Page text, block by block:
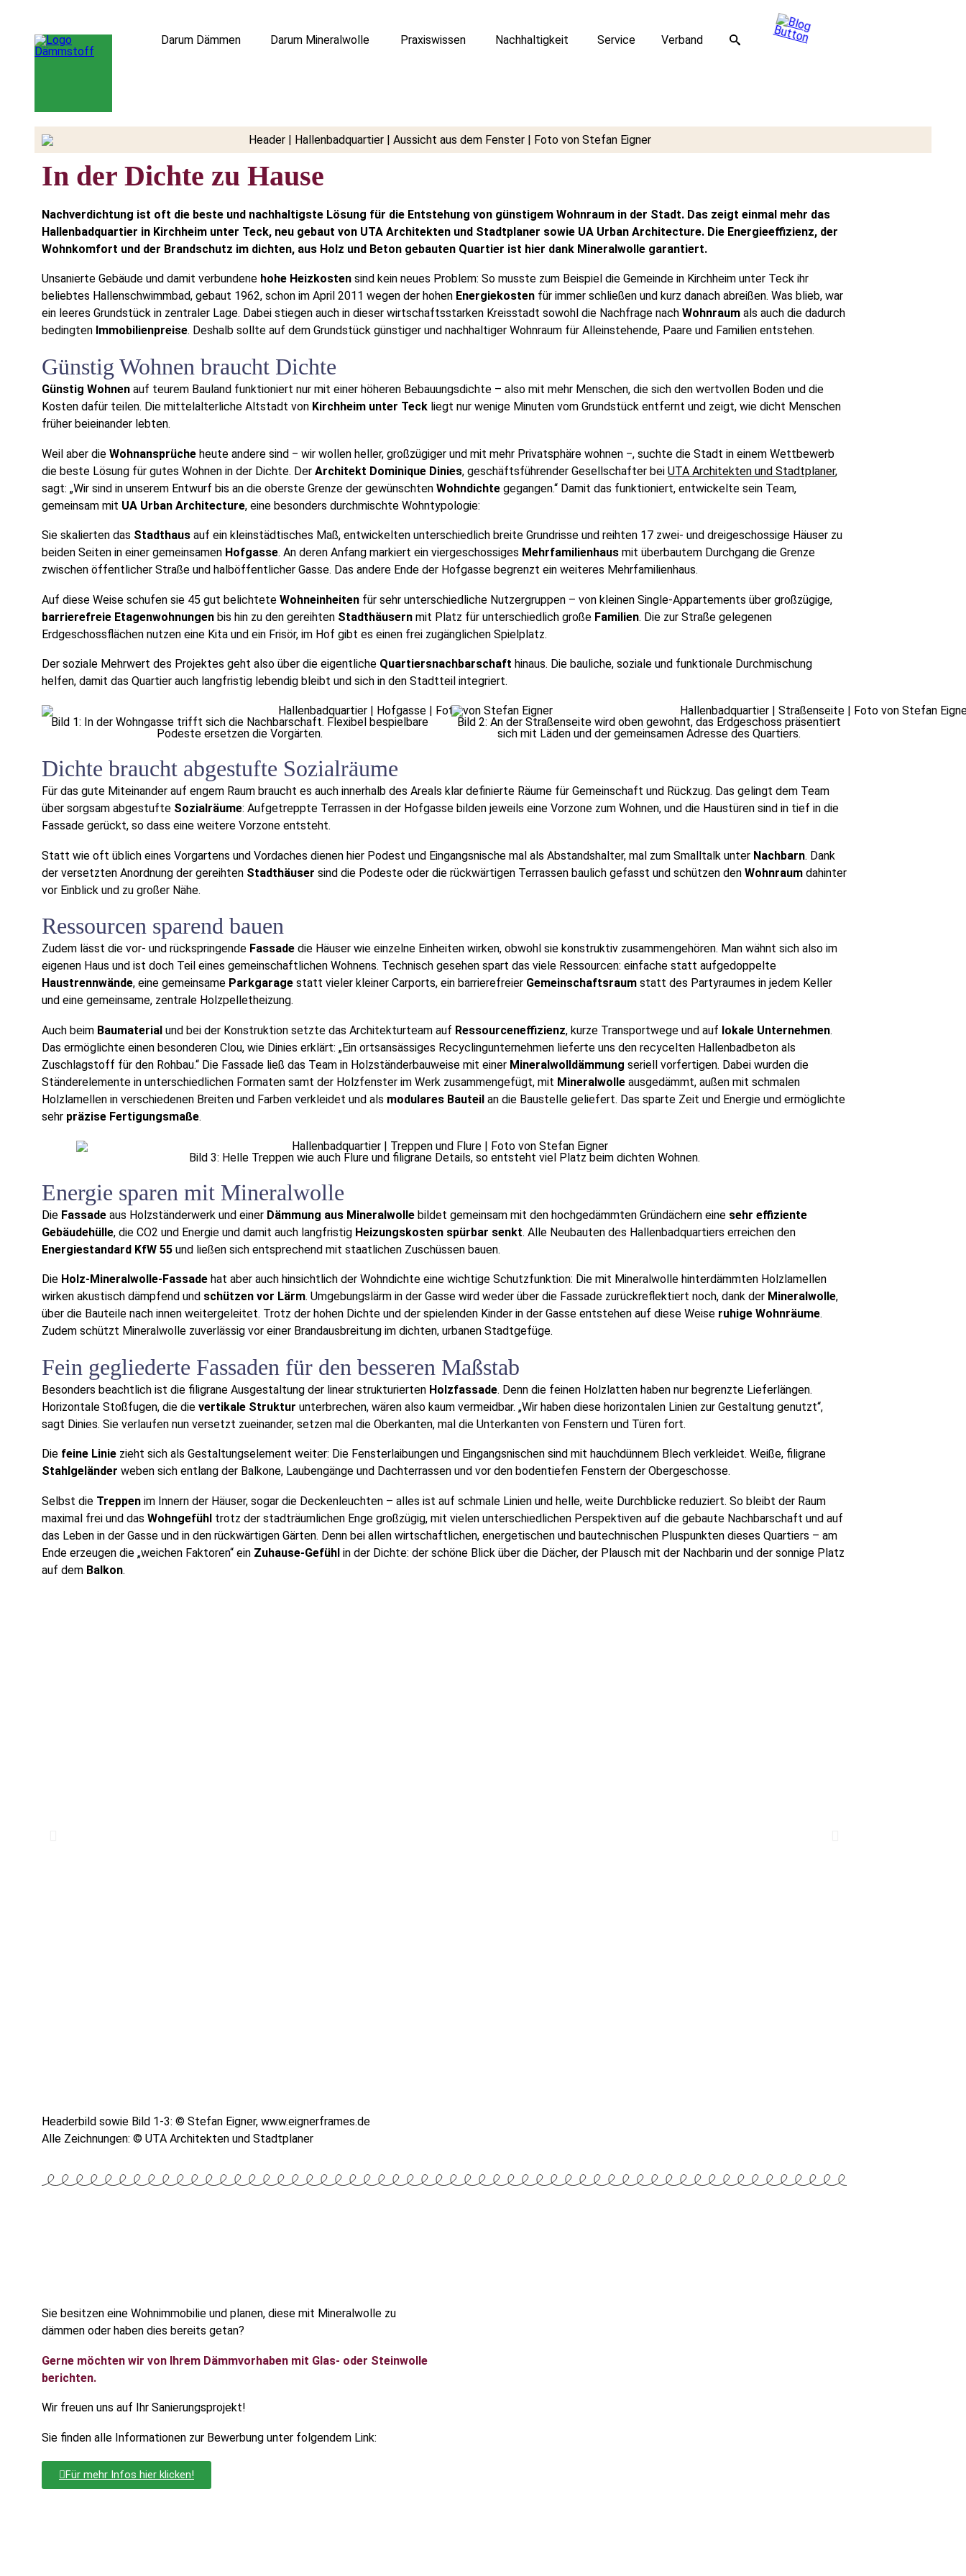
Darum Dämmen Darum Mineralwolle Praxiswissen Nachhaltigkeit Service Verband
In der Dichte zu Hause
Nachverdichtung ist oft die beste und nachhaltigste Lösung für die Entstehung von günstigem Wohnraum in der Stadt. Das zeigt einmal mehr das
Hallenbadquartier in Kirchheim unter Teck, neu gebaut von UTA Architekten und Stadtplaner sowie UA Urban Architecture. Die Energieeffizienz, der
Wohnkomfort und der Brandschutz im dichten, aus Holz und Beton gebauten Quartier ist hier dank Mineralwolle garantiert.
Unsanierte Gebäude und damit verbundene hohe Heizkosten sind kein neues Problem: So musste zum Beispiel die Gemeinde in Kirchheim unter Teck ihr
beliebtes Hallenschwimmbad, gebaut 1962, schon im April 2011 wegen der hohen Energiekosten für immer schließen und kurz danach abreißen. Was blieb, war
ein leeres Grundstück in zentraler Lage. Dabei stiegen auch in dieser wirtschaftsstarken Kreisstadt sowohl die Nachfrage nach Wohnraum als auch die dadurch
bedingten Immobilienpreise. Deshalb sollte auf dem Grundstück günstiger und nachhaltiger Wohnraum für Alleinstehende, Paare und Familien entstehen.
Günstig Wohnen braucht Dichte
Günstig Wohnen auf teurem Bauland funktioniert nur mit einer höheren Bebauungsdichte – also mit mehr Menschen, die sich den wertvollen Boden und die
Kosten dafür teilen. Die mittelalterliche Altstadt von Kirchheim unter Teck liegt nur wenige Minuten vom Grundstück entfernt und zeigt, wie dicht Menschen
früher beieinander lebten.
Weil aber die Wohnansprüche heute andere sind ‒ wir wollen heller, großzügiger und mit mehr Privatsphäre wohnen ‒, suchte die Stadt in einem Wettbewerb
die beste Lösung für gutes Wohnen in der Dichte. Der Architekt Dominique Dinies, geschäftsführender Gesellschafter bei UTA Architekten und Stadtplaner,
sagt: „Wir sind in unserem Entwurf bis an die oberste Grenze der gewünschten Wohndichte gegangen.“ Damit das funktioniert, entwickelte sein Team,
gemeinsam mit UA Urban Architecture, eine besonders durchmischte Wohntypologie:
Sie skalierten das Stadthaus auf ein kleinstädtisches Maß, entwickelten unterschiedlich breite Grundrisse und reihten 17 zwei- und dreigeschossige Häuser zu
beiden Seiten in einer gemeinsamen Hofgasse. An deren Anfang markiert ein viergeschossiges Mehrfamilienhaus mit überbautem Durchgang die Grenze
zwischen öffentlicher Straße und halböffentlicher Gasse. Das andere Ende der Hofgasse begrenzt ein weiteres Mehrfamilienhaus.
Auf diese Weise schufen sie 45 gut belichtete Wohneinheiten für sehr unterschiedliche Nutzergruppen – von kleinen Single-Appartements über großzügige,
barrierefreie Etagenwohnungen bis hin zu den gereihten Stadthäusern mit Platz für unterschiedlich große Familien. Die zur Straße gelegenen
Erdgeschossflächen nutzen eine Kita und ein Frisör, im Hof gibt es einen frei zugänglichen Spielplatz.
Der soziale Mehrwert des Projektes geht also über die eigentliche Quartiersnachbarschaft hinaus. Die bauliche, soziale und funktionale Durchmischung
helfen, damit das Quartier auch langfristig lebendig bleibt und sich in den Stadtteil integriert.
Bild 1: In der Wohngasse trifft sich die Nachbarschaft. Flexibel bespielbare
Podeste ersetzen die Vorgärten.
Bild 2: An der Straßenseite wird oben gewohnt, das Erdgeschoss präsentiert
sich mit Läden und der gemeinsamen Adresse des Quartiers.
Dichte braucht abgestufte Sozialräume
Für das gute Miteinander auf engem Raum braucht es auch innerhalb des Areals klar definierte Räume für Gemeinschaft und Rückzug. Das gelingt dem Team
über sorgsam abgestufte Sozialräume: Aufgetreppte Terrassen in der Hofgasse bilden jeweils eine Vorzone zum Wohnen, und die Haustüren sind in tief in die
Fassade gerückt, so dass eine weitere Vorzone entsteht.
Statt wie oft üblich eines Vorgartens und Vordaches dienen hier Podest und Eingangsnische mal als Abstandshalter, mal zum Smalltalk unter Nachbarn. Dank
der versetzten Anordnung der gereihten Stadthäuser sind die Podeste oder die rückwärtigen Terrassen baulich gefasst und schützen den Wohnraum dahinter
vor Einblick und zu großer Nähe.
Ressourcen sparend bauen
Zudem lässt die vor- und rückspringende Fassade die Häuser wie einzelne Einheiten wirken, obwohl sie konstruktiv zusammengehören. Man wähnt sich also im
eigenen Haus und ist doch Teil eines gemeinschaftlichen Wohnens. Technisch gesehen spart das viele Ressourcen: einfache statt aufgedoppelte
Haustrennwände, eine gemeinsame Parkgarage statt vieler kleiner Carports, ein barrierefreier Gemeinschaftsraum statt des Partyraumes in jedem Keller
und eine gemeinsame, zentrale Holzpelletheizung.
Auch beim Baumaterial und bei der Konstruktion setzte das Architekturteam auf Ressourceneffizienz, kurze Transportwege und auf lokale Unternehmen.
Das ermöglichte einen besonderen Clou, wie Dinies erklärt: „Ein ortsansässiges Recyclingunternehmen lieferte uns den recycelten Hallenbadbeton als
Zuschlagstoff für den Rohbau.“ Die Fassade ließ das Team in Holzständerbauweise mit einer Mineralwolldämmung seriell vorfertigen. Dabei wurden die
Ständerelemente in unterschiedlichen Formaten samt der Holzfenster im Werk zusammengefügt, mit Mineralwolle ausgedämmt, außen mit schmalen
Holzlamellen in verschiedenen Breiten und Farben verkleidet und als modulares Bauteil an die Baustelle geliefert. Das sparte Zeit und Energie und ermöglichte
sehr präzise Fertigungsmaße.
Bild 3: Helle Treppen wie auch Flure und filigrane Details, so entsteht viel Platz beim dichten Wohnen.
Energie sparen mit Mineralwolle
Die Fassade aus Holzständerwerk und einer Dämmung aus Mineralwolle bildet gemeinsam mit den hochgedämmten Gründächern eine sehr effiziente
Gebäudehülle, die CO2 und Energie und damit auch langfristig Heizungskosten spürbar senkt. Alle Neubauten des Hallenbadquartiers erreichen den
Energiestandard KfW 55 und ließen sich entsprechend mit staatlichen Zuschüssen bauen.
Die Holz-Mineralwolle-Fassade hat aber auch hinsichtlich der Wohndichte eine wichtige Schutzfunktion: Die mit Mineralwolle hinterdämmten Holzlamellen
wirken akustisch dämpfend und schützen vor Lärm. Umgebungslärm in der Gasse wird weder über die Fassade zurückreflektiert noch, dank der Mineralwolle,
über die Bauteile nach innen weitergeleitet. Trotz der hohen Dichte und der spielenden Kinder in der Gasse entstehen auf diese Weise ruhige Wohnräume.
Zudem schützt Mineralwolle zuverlässig vor einer Brandausbreitung im dichten, urbanen Stadtgefüge.
Fein gegliederte Fassaden für den besseren Maßstab
Besonders beachtlich ist die filigrane Ausgestaltung der linear strukturierten Holzfassade. Denn die feinen Holzlatten haben nur begrenzte Lieferlängen.
Horizontale Stoßfugen, die die vertikale Struktur unterbrechen, wären also kaum vermeidbar. „Wir haben diese horizontalen Linien zur Gestaltung genutzt“,
sagt Dinies. Sie verlaufen nun versetzt zueinander, setzen mal die Oberkanten, mal die Unterkanten von Fenstern und Türen fort.
Die feine Linie zieht sich als Gestaltungselement weiter: Die Fensterlaibungen und Eingangsnischen sind mit hauchdünnem Blech verkleidet. Weiße, filigrane
Stahlgeländer weben sich entlang der Balkone, Laubengänge und Dachterrassen und vor den bodentiefen Fenstern der Obergeschosse.
Selbst die Treppen im Innern der Häuser, sogar die Deckenleuchten – alles ist auf schmale Linien und helle, weite Durchblicke reduziert. So bleibt der Raum
maximal frei und das Wohngefühl trotz der stadträumlichen Enge großzügig, mit vielen unterschiedlichen Perspektiven auf die gebaute Nachbarschaft und auf
das Leben in der Gasse und in den rückwärtigen Gärten. Denn bei allen wirtschaftlichen, energetischen und bautechnischen Pluspunkten dieses Quartiers – am
Ende erzeugen die „weichen Faktoren“ ein Zuhause-Gefühl in der Dichte: der schöne Blick über die Dächer, der Plausch mit der Nachbarin und der sonnige Platz
auf dem Balkon.
Headerbild sowie Bild 1-3: © Stefan Eigner, www.eignerframes.de
Alle Zeichnungen: © UTA Architekten und Stadtplaner
Sie besitzen eine Wohnimmobilie und planen, diese mit Mineralwolle zu
dämmen oder haben dies bereits getan?
Gerne möchten wir von Ihrem Dämmvorhaben mit Glas- oder Steinwolle
berichten.
Wir freuen uns auf Ihr Sanierungsprojekt!
Sie finden alle Informationen zur Bewerbung unter folgendem Link:
Für mehr Infos hier klicken!